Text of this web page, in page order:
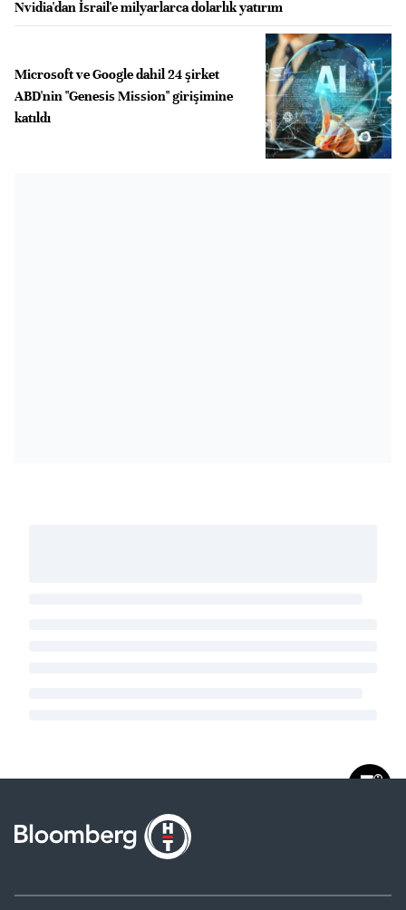
Nvidia'dan İsrail'e milyarlarca dolarlık yatırım
Microsoft ve Google dahil 24 şirket
ABD'nin "Genesis Mission" girişimine
katıldı